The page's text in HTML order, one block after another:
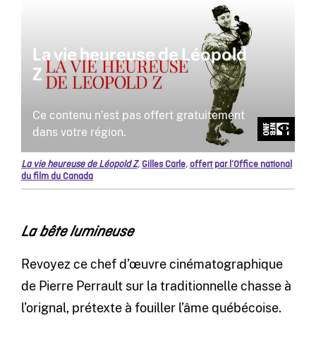
La vie heureuse de Léopold Z, Gilles Carle,offert par l’Office national
du film du Canada
La bête lumineuse
Revoyez ce chef d’œuvre cinématographique
de Pierre Perrault sur la traditionnelle chasse à
l’orignal, prétexte à fouiller l’âme québécoise.